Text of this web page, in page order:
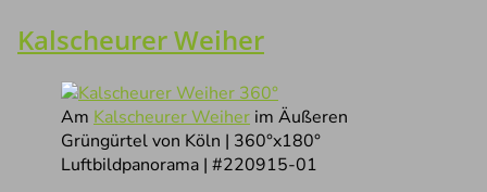
Kalscheurer Weiher
Am Kalscheurer Weiher im Äußeren
Grüngürtel von Köln | 360°x180°
Luftbildpanorama | #220915-01